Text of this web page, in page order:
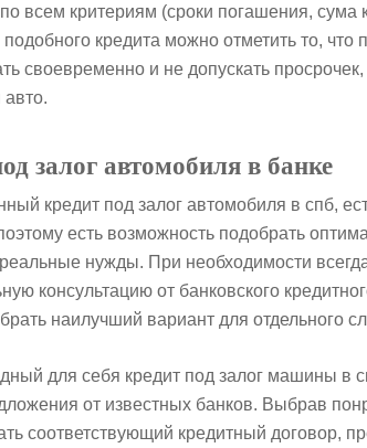
всем критериям (сроки погашения, сума
кредита можно отметить то, что
своевременно и не допускать
залог автомобиля в банке
кредит под залог автомобиля в спб,
есть возможность подобрать
нужды. При необходимости
консультацию от банковского
наилучший вариант для отдельного
для себя кредит под залог машины в
от известных банков. Выбрав
соответствующий кредитный договор,